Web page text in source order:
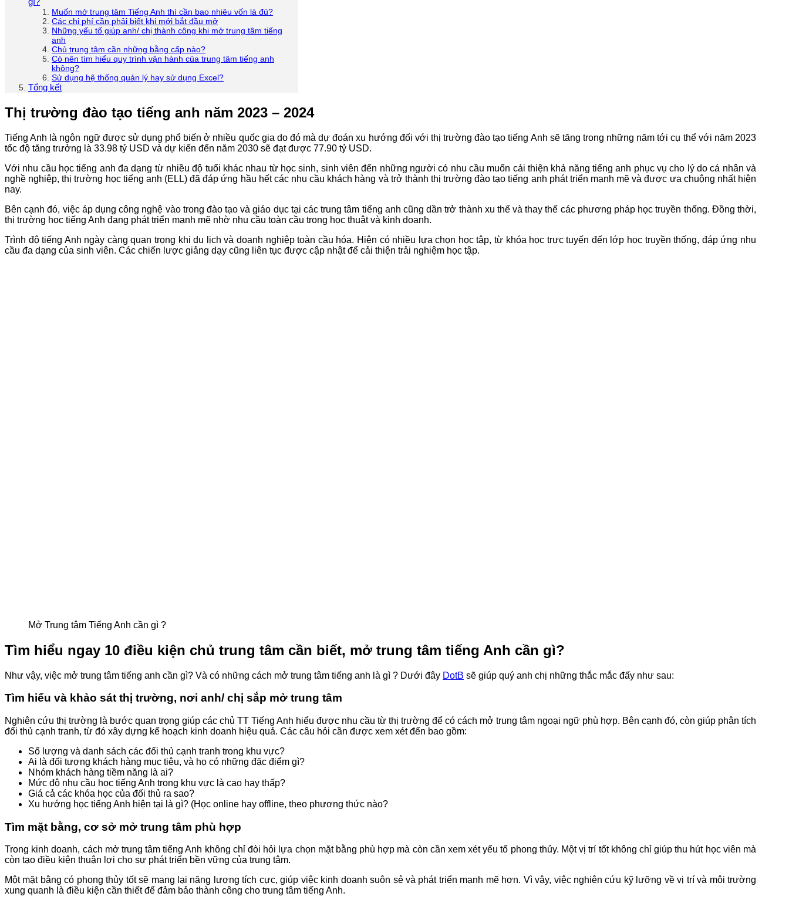
Muốn mở trung tâm Tiếng Anh thì cần bao nhiêu vốn là đủ?
Các chi phí cần phải biết khi mới bắt đầu mở
Những yếu tố giúp anh/ chị thành công khi mở trung tâm tiếng
anh
Chủ trung tâm cần những bằng cấp nào?
Có nên tìm hiểu quy trình vận hành của trung tâm tiếng anh
không?
Sử dụng hệ thống quản lý hay sử dụng Excel?
Tổng kết
Thị trường đào tạo tiếng anh năm 2023 – 2024
Tiếng Anh là ngôn ngữ được sử dụng phổ biến ở nhiều quốc gia do đó mà dự đoán xu hướng đối với thị trường đào tạo tiếng Anh sẽ tăng trong những năm tới cụ thể với năm 2023
tốc độ tăng trưởng là 33.98 tỷ USD và dự kiến đến năm 2030 sẽ đạt được 77.90 tỷ USD.
Với nhu cầu học tiếng anh đa dạng từ nhiều độ tuổi khác nhau từ học sinh, sinh viên đến những người có nhu cầu muốn cải thiện khả năng tiếng anh phục vụ cho lý do cá nhân và
nghề nghiệp, thị trường học tiếng anh (ELL) đã đáp ứng hầu hết các nhu cầu khách hàng và trở thành thị trường đào tạo tiếng anh phát triển mạnh mẽ và được ưa chuộng nhất hiện
nay.
Bên cạnh đó, việc áp dụng công nghệ vào trong đào tạo và giáo dục tại các trung tâm tiếng anh cũng dần trở thành xu thế và thay thế các phương pháp học truyền thống. Đồng thời,
thị trường học tiếng Anh đang phát triển mạnh mẽ nhờ nhu cầu toàn cầu trong học thuật và kinh doanh.
Trình độ tiếng Anh ngày càng quan trọng khi du lịch và doanh nghiệp toàn cầu hóa. Hiện có nhiều lựa chọn học tập, từ khóa học trực tuyến đến lớp học truyền thống, đáp ứng nhu
cầu đa dạng của sinh viên. Các chiến lược giảng dạy cũng liên tục được cập nhật để cải thiện trải nghiệm học tập.
Mở Trung tâm Tiếng Anh cần gì ?
Tìm hiểu ngay 10 điều kiện chủ trung tâm cần biết, mở trung tâm tiếng Anh cần gì?
Như vậy, việc mở trung tâm tiếng anh cần gì? Và có những cách mở trung tâm tiếng anh là gì ? Dưới đây DotB sẽ giúp quý anh chị những thắc mắc đấy như sau:
Tìm hiểu và khảo sát thị trường, nơi anh/ chị sắp mở trung tâm
Nghiên cứu thị trường là bước quan trọng giúp các chủ TT Tiếng Anh hiểu được nhu cầu từ thị trường để có cách mở trung tâm ngoại ngữ phù hợp. Bên cạnh đó, còn giúp phân tích
đối thủ cạnh tranh, từ đó xây dựng kế hoạch kinh doanh hiệu quả. Các câu hỏi cần được xem xét đến bao gồm:
Số lượng và danh sách các đối thủ cạnh tranh trong khu vực?
Ai là đối tượng khách hàng mục tiêu, và họ có những đặc điểm gì?
Nhóm khách hàng tiềm năng là ai?
Mức độ nhu cầu học tiếng Anh trong khu vực là cao hay thấp?
Giá cả các khóa học của đối thủ ra sao?
Xu hướng học tiếng Anh hiện tại là gì? (Học online hay offline, theo phương thức nào?
Tìm mặt bằng, cơ sở mở trung tâm phù hợp
Trong kinh doanh, cách mở trung tâm tiếng Anh không chỉ đòi hỏi lựa chọn mặt bằng phù hợp mà còn cần xem xét yếu tố phong thủy. Một vị trí tốt không chỉ giúp thu hút học viên mà
còn tạo điều kiện thuận lợi cho sự phát triển bền vững của trung tâm.
Một mặt bằng có phong thủy tốt sẽ mang lại năng lượng tích cực, giúp việc kinh doanh suôn sẻ và phát triển mạnh mẽ hơn. Vì vậy, việc nghiên cứu kỹ lưỡng về vị trí và môi trường
xung quanh là điều kiện cần thiết để đảm bảo thành công cho trung tâm tiếng Anh.